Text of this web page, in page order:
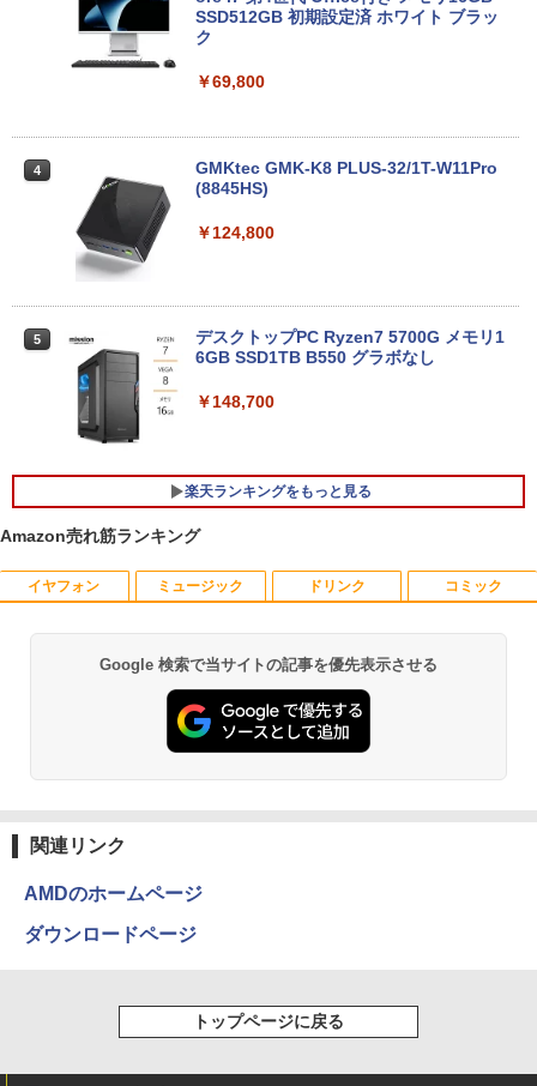
￥13,800
解像QHD(2160x1440) タッチパネル Cor
e i5-7300U vPro メモリ8GB SSD256GB
無料 中古パソコン
＼8月限定エントリーでP10倍／【中古】
Lenovo レノボ ThinkPad L390 20NSS2
料無料
￥22,770
SSD512GB 初期設定済 ホワイト ブラッ
ク
￥69,800
4
GMKtec GMK-K8 PLUS-32/1T-W11Pro
(8845HS)
￥124,800
5
デスクトップPC Ryzen7 5700G メモリ1
6GB SSD1TB B550 グラボなし
￥148,700
楽天ランキングをもっと見る
1
＼500円OFFクーポンあり！／ モバイル
スプレイ VESA対応 コスパ デュアルモニ
ター サブモニター ゲーミングモニター
ートワーク IPS mini pc ミニPC 多デバ
イス対応 ブラック
2
ター 薄型 サブモニター 在宅勤務 VESA
トpc/switch/ps4/ps5/xbox
1
はなコミ！ ～となりにアイドル～ [ 大
￥1,760
3
異世界魔王と召喚少女の奴隷魔術（30）
￥792
Amazon売れ筋ランキング
イヤフォン
Anker Soundcore P40i オフホワイト
￥7,990
￥-
ミュージック
BRUCE WAYNE feat. Flo Milli, ATL Jacob
[Explicit]
￥250
￥250
￥250
ドリンク
【Amazon.co.jp限定】 い・ろ・は・す 2L P
ET ラベルレス ×8本
￥1,112
ットル (Smart Basic)
￥1,380
強炭酸水 ペットボトル 500ミリリットル (Sm
art Basic)
コミック
薬屋のひとりごと 17巻 (デジタル版ビッグガ
ンガンコミックス)
￥770
￥832
￥594
Google 検索で当サイトの記事を優先表示させる
関連リンク
AMDのホームページ
ダウンロードページ
トップページに戻る